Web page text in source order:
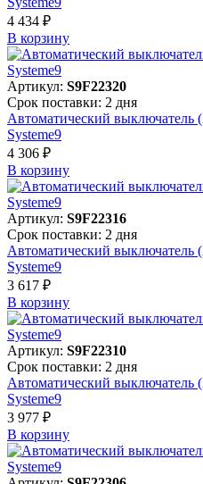
4 434 ₽
В корзинy
Артикул: S9F22320
Срок поставки: 2 дня
Автоматический
Systeme9
4 306 ₽
В корзинy
Артикул: S9F22316
Срок поставки: 2 дня
Автоматический
Systeme9
3 617 ₽
В корзинy
Артикул: S9F22310
Срок поставки: 2 дня
Автоматический
Systeme9
3 977 ₽
В корзинy